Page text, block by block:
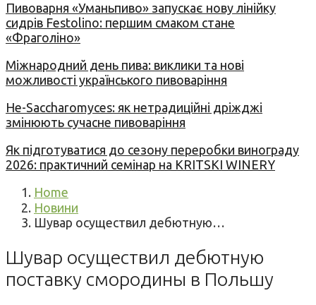
Пивоварня «Уманьпиво» запускає нову лінійку
сидрів Festolino: першим смаком стане
«Фраголіно»
Міжнародний день пива: виклики та нові
можливості українського пивоваріння
Не-Saccharomyces: як нетрадиційні дріжджі
змінюють сучасне пивоваріння
Як підготуватися до сезону переробки винограду
2026: практичний семінар на KRITSKI WINERY
Home
Новини
Шувар осуществил дебютную…
Шувар осуществил дебютную
поставку смородины в Польшу